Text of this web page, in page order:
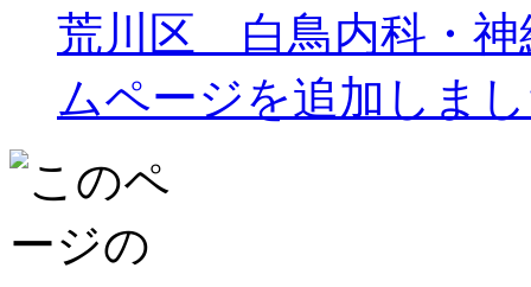
荒川区 白鳥内科・神
ムページを追加しま